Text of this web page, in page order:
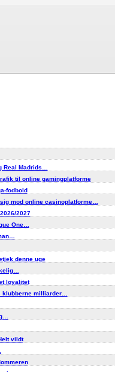
Real Madrids…
til online gamingplatforme
fodbold
mod online casinoplatforme…
2027
One…
denne uge
loyalitet
klubberne milliarder…
vildt